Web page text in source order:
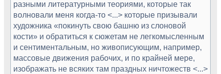
разными литературными теориями, которые так
волновали меня когда-то <...> которые призывали
художника «покинуть свою башню из слоновой
кости» и обратиться к сюжетам не легкомысленным
и сентиментальным, но живописующим, например,
массовые движения рабочих, и по крайней мере,
изображать не всяких там праздных ничтожеств <...>